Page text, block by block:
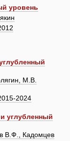
уровень
М.В.
2024
углубленный
В.Ф., Кадомцев